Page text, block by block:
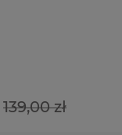
139,00 zł